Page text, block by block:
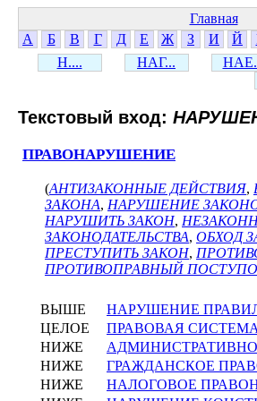
Главная
А
Б В Г Д Е Ж З И Й
Н....
НАГ...
Текстовый вход:
ПРАВОНАРУШЕНИЕ
(АНТИЗАКОННЫЕ ДЕЙСТВИЯ,
ЗАКОНА, НАРУШЕНИЕ
НАРУШИТЬ ЗАКОН,
ЗАКОНОДАТЕЛЬСТВА, ОБХОД
ПРЕСТУПИТЬ ЗАКОН,
ПРОТИВОПРАВНЫЙ
ВЫШЕ
НАРУШЕНИЕ
ЦЕЛОЕ
ПРАВОВАЯ СИСТЕМА
НИЖЕ
НИЖЕ
ГРАЖДАНСКОЕ
НИЖЕ
НАЛОГОВОЕ